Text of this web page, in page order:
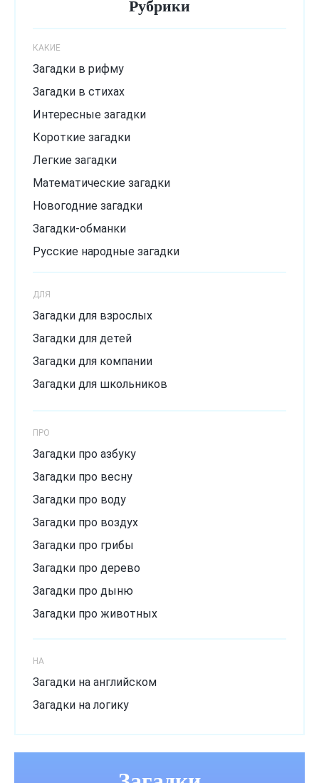
Рубрики
КАКИЕ
Загадки в рифму
Загадки в стихах
Интересные загадки
Короткие загадки
Легкие загадки
Математические загадки
Новогодние загадки
Загадки-обманки
Русские народные загадки
Сложные загадки
Смешные загадки
Хитрые загадки
ДЛЯ
Загадки для взрослых
Загадки для детей
Загадки для компании
Загадки для школьников
ПРО
Загадки про азбуку
Загадки про весну
Загадки про воду
Загадки про воздух
Загадки про грибы
Загадки про дерево
Загадки про дыню
Загадки про животных
Загадки про лёд
Загадки про лето
Загадки про мороз
Загадки про овощи
Загадки про огурец
НА
Загадки на английском
Загадки на логику